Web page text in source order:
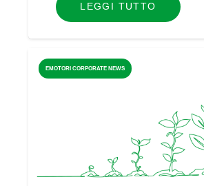
LEGGI TUTTO
EMOTORI CORPORATE NEWS